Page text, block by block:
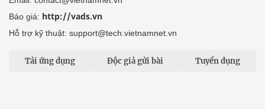
Báo giá: http://vads.vn
Hỗ trợ kỹ thuật: support@tech.vietnamnet.vn
Tải ứng dụng Độc giả gửi bài Tuyển dụng